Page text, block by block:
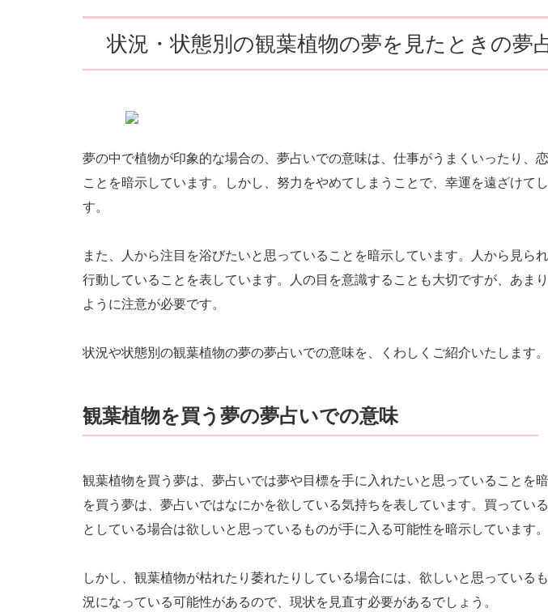
状況・状態別の観葉植物の夢を見たときの夢
夢の中で植物が印象的な場合の、夢占いでの意味は、仕事がうまくいったり、
ことを暗示しています。しかし、努力をやめてしまうことで、幸運を遠ざけて
す。
また、人から注目を浴びたいと思っていることを暗示しています。人から見ら
行動していることを表しています。人の目を意識することも大切ですが、あま
ように注意が必要です。
状況や状態別の観葉植物の夢の夢占いでの意味を、くわしくご紹介いたします。
観葉植物を買う夢の夢占いでの意味
観葉植物を買う夢は、夢占いでは夢や目標を手に入れたいと思っていることを
を買う夢は、夢占いではなにかを欲している気持ちを表しています。買ってい
としている場合は欲しいと思っているものが手に入る可能性を暗示しています。
しかし、観葉植物が枯れたり萎れたりしている場合には、欲しいと思っている
況になっている可能性があるので、現状を見直す必要があるでしょう。